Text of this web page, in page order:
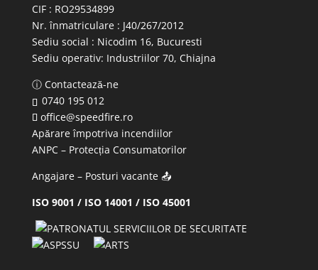
CIF : RO29534899
Nr. înmatriculare : J40/267/2012
Sediu social : Nicodim 16, Bucuresti
Sediu operativ: Industriilor 70, Chiajna
ⓘ Contactează-ne
0740 195 012
office@speedfire.ro
Apărare împotriva incendiilor
ANPC– Protecția Consumatorilor
Angajare – Posturi vacante📤
ISO 9001 / ISO 14001 / ISO 45001